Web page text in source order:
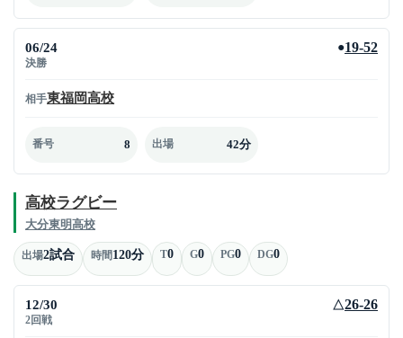
06/24
決勝
●19-52
相手東福岡高校
番号 8 出場 42分
高校ラグビー
大分東明高校
出場2試合 時間120分 T0 G0 PG0 DG0
12/30
2回戦
△26-26